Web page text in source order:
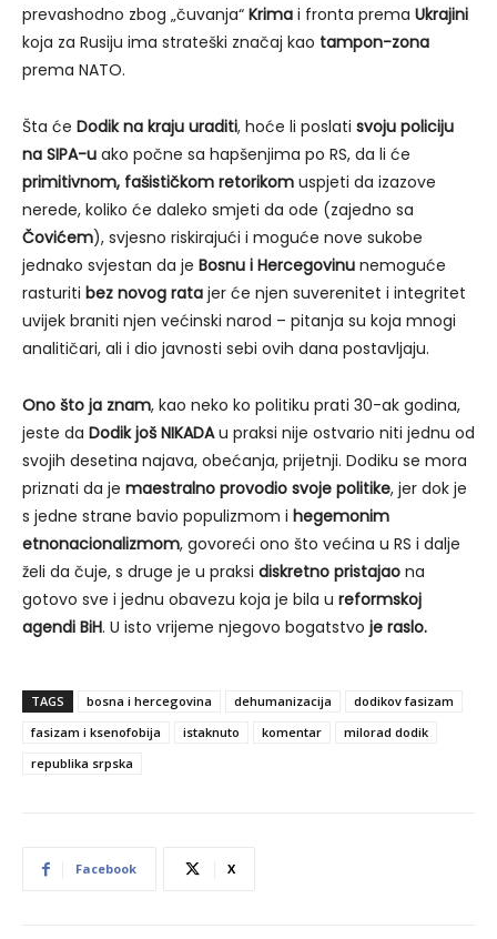
prevashodno zbog „čuvanja“ Krima i fronta prema Ukrajini
koja za Rusiju ima strateški značaj kao tampon-zona
prema NATO.
Šta će Dodik na kraju uraditi, hoće li poslati svoju policiju
na SIPA-u ako počne sa hapšenjima po RS, da li će
primitivnom, fašističkom retorikom uspjeti da izazove
nerede, koliko će daleko smjeti da ode (zajedno sa
Čovićem), svjesno riskirajući i moguće nove sukobe
jednako svjestan da je Bosnu i Hercegovinu nemoguće
rasturiti bez novog rata jer će njen suverenitet i integritet
uvijek braniti njen većinski narod – pitanja su koja mnogi
analitičari, ali i dio javnosti sebi ovih dana postavljaju.
Ono što ja znam, kao neko ko politiku prati 30-ak godina,
jeste da Dodik još NIKADAu praksi nije ostvario niti jednu od
svojih desetina najava, obećanja, prijetnji. Dodiku se mora
priznati da je maestralno provodio svoje politike, jer dok je
s jedne strane bavio populizmom i hegemonim
etnonacionalizmom, govoreći ono što većina u RS i dalje
želi da čuje, s druge je u praksi diskretno pristajao na
gotovo sve i jednu obavezu koja je bila u reformskoj
agendi BiH. U isto vrijeme njegovo bogatstvo je raslo.
TAGS bosna i hercegovina dehumanizacija
dodikov fasizam
fasizam i ksenofobija
istaknuto komentar
milorad dodik
republika srpska
Facebook X